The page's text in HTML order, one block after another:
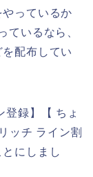
っているか
ているなら、
配布してい
登録】【 ちょ
ッチ ライン割
にしまし